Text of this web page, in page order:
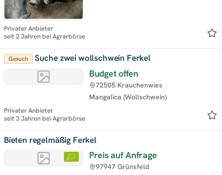
Privater Anbieter
seit 2 Jahren bei Agrarbörse
Gesuch Suche zwei wollschwein Ferkel
Budget offen
Mangalica (Wollschwein)
72505 Krauchenwies
Privater Anbieter
seit 3 Jahren bei Agrarbörse
Bieten regelmäßig Ferkel
Preis auf Anfrage
97947 Grünsfeld